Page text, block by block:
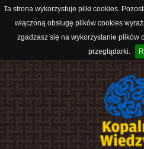
Ta strona wykorzystuje pliki cookies.
włączoną obsługę plików cookies
zgadzasz się na wykorzystanie plików
przeglądarki.